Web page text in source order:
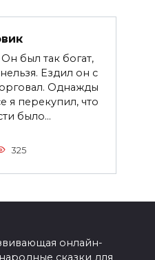
был так богат,
Ездил он с
Однажды
я перекупил, что
было...
325
онлайн-
сказки для